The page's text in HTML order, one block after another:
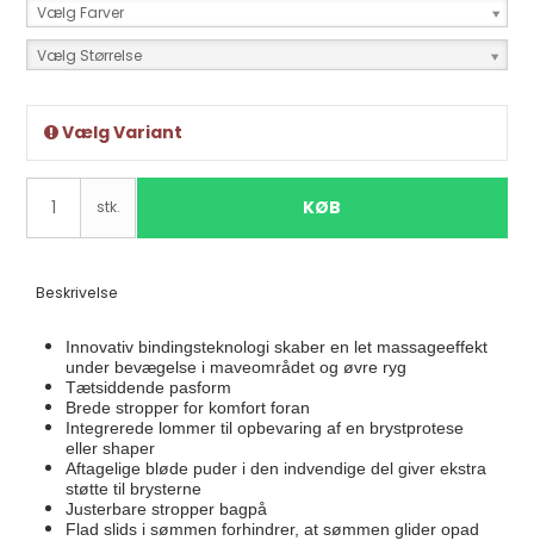
Vælg Farver
Vælg Størrelse
Vælg Variant
stk. KØB
Beskrivelse
Innovativ bindingsteknologi skaber en let massageeffekt
under bevægelse i maveområdet og øvre ryg
Tætsiddende pasform
Brede stropper for komfort foran
Integrerede lommer til opbevaring af en brystprotese
eller shaper
Aftagelige bløde puder i den indvendige del giver ekstra
støtte til brysterne
Justerbare stropper bagpå
Flad slids i sømmen forhindrer, at sømmen glider opad